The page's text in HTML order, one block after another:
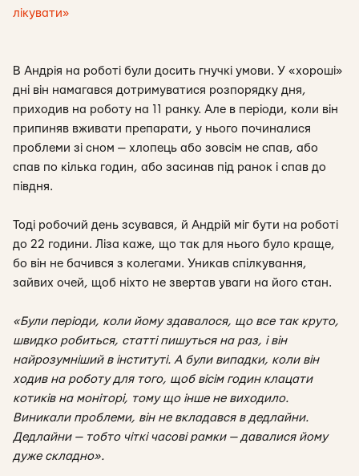
лікувати»
В Андрія на роботі були досить гнучкі умови. У «хороші»
дні він намагався дотримуватися розпорядку дня,
приходив на роботу на 11 ранку. Але в періоди, коли він
припиняв вживати препарати, у нього починалися
проблеми зі сном — хлопець або зовсім не спав, або
спав по кілька годин, або засинав під ранок і спав до
півдня.
Тоді робочий день зсувався, й Андрій міг бути на роботі
до 22 години. Ліза каже, що так для нього було краще,
бо він не бачився з колегами. Уникав спілкування,
зайвих очей, щоб ніхто не звертав уваги на його стан.
«Були періоди, коли йому здавалося, що все так круто,
швидко робиться, статті пишуться на раз, і він
найрозумніший в інституті. А були випадки, коли він
ходив на роботу для того, щоб вісім годин клацати
котиків на моніторі, тому що інше не виходило.
Виникали проблеми, він не вкладався в дедлайни.
Дедлайни — тобто чіткі часові рамки — давалися йому
дуже складно».